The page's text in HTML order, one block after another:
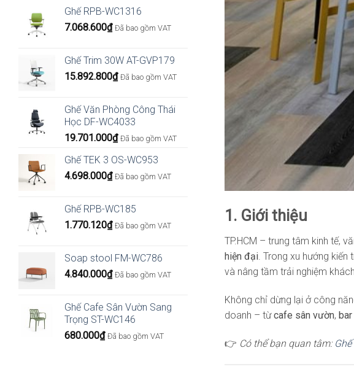
Ghế RPB-WC1316
7.068.600₫ Đã bao gồm VAT
Ghế Trim 30W AT-GVP179
15.892.800₫ Đã bao gồm VAT
Ghế Văn Phòng Công Thái
Học DF-WC4033
19.701.000₫ Đã bao gồm VAT
Ghế TEK 3 OS-WC953
4.698.000₫ Đã bao gồm VAT
Ghế RPB-WC185
1.770.120₫ Đã bao gồm VAT
Soap stool FM-WC786
4.840.000₫ Đã bao gồm VAT
Ghế Cafe Sân Vườn Sang
Trọng ST-WC146
680.000₫ Đã bao gồm VAT
1. Giới thiệu
TP.HCM – trung tâm kinh tế,
hiện đại. Trong xu hướng kiến
và nâng tầm trải nghiệm
Không chỉ dừng lại ở công
doanh – từcafe sân vườn,
👉 Có thể bạn quan tâm:Ghế